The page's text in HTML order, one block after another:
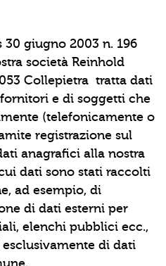
30 giugno 2003 n. 196
società Reinhold
Collepietra tratta dati
e di soggetti che
(telefonicamente o
registrazione sul
anagrafici alla nostra
dati sono stati raccolti
ad esempio, di
di dati esterni per
elenchi pubblici ecc.,
di dati